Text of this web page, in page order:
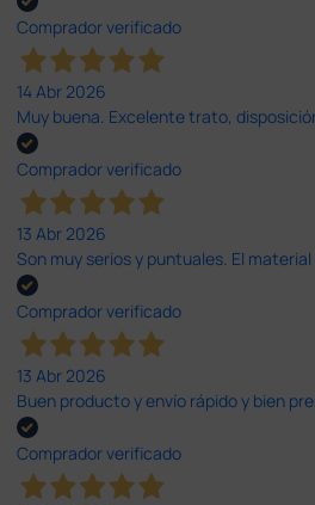
Comprador verificado
14 Abr 2026
Muy buena. Excelente trato,
Comprador verificado
13 Abr 2026
Son muy serios y puntuales. El material
Comprador verificado
13 Abr 2026
Buen producto y envío rápido y bien
Comprador verificado